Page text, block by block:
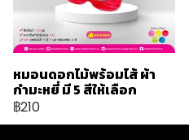
หมอนดอกไม้พร้อมไส้ ผ้า
กำมะหยี่ มี 5 สีให้เลือก
฿210